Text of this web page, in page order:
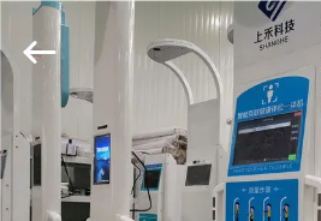
ZU
HAUSE
shanghe
electronic
technology
co.
LTD.